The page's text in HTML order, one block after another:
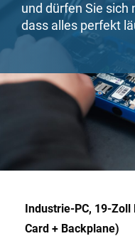
und dürfen Sie sich
dass alles perfekt
Industrie-PC, 19-Zoll
Card + Backplane)